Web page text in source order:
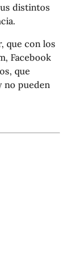
distintos
que con los
Facebook
que
no pueden